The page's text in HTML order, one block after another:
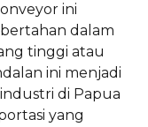
ini
dalam
tinggi atau
ini menjadi
di Papua
yang